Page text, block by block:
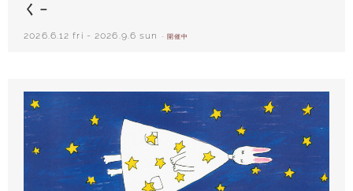
く－
2026.6.12 fri -2026.9.6 sun - 開催中